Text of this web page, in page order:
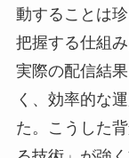
動することは
把握する仕組
実際の配信結
く、効率的な
た。こうした